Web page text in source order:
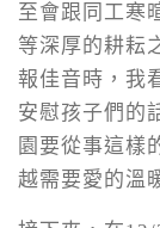
至會跟同工寒
等深厚的耕耘
報佳音時，我
安慰孩子們的
園要從事這樣
越需要愛的溫